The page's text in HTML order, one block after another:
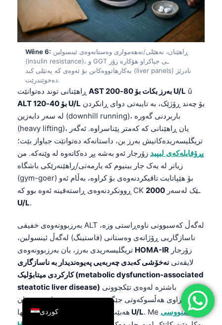
Wêne 6:
(insulin resistance)، و GGT ـی جیاکراو هۆکارە زۆر
بەکارهاتووەکانن بۆ ئەوەی کە پەنێلی کبد (liver panels) نادرێژ
دەخوێندرێت.
AST بەرز بکات بۆ 80-200 U/L û
ALT بۆ 40-120 U/L
لە سەر دابەزین (downhill running)، باربردنی گەورە
(heavy lifting)، یان ڕاهێنانی کە کەمتر پێناسراوە. ئەگەر
تریگلیسەریدەکانیش بەرز بن، داستانەکە دەتوانێت جیاواز بێت؛
پڕۆفایلەکەی لیپید زۆرجار ئەو بەشە پڕ دەکاتەوە لە وێنەکە. من
زیاتر لە یەک جار بینیوم کە یارمەتی/ڕاهێنەرێکی باشگاه
(gym-goer) بۆ هێپاتایت تاقیکردنەوەی بۆ کراوە، بەڵام ئەو
ڕوونکردنەوەی ڕاستەقینە ئەوە بوو کە CK ـێک لەسەر 2000
U/L.
بەرزبوونەوەی خفیفی ALT لەگەڵ کەسبوونی ناوەڕاستی وزە،
ناسازگاریی ڕۆژانەی وەستانی (فاستینگ) لەگەڵ ئینسولین،
HOMA-IR
لایقەتی نەخۆشی کەبدی چەربەیی پەیوەندیدار بە ناسازگاری
کارکردی میتابۆلیک (metabolic dysfunction-associated
steatotic liver disease)
نەزانراوی هەڵسوکەوتی جێگر. ئەم شێوەیە دەتوانێت هەمان
کات لەگەڵ تەنها ALT هەبێت 35-60 U/L. Me ڕەشنووسی
كوردی‎
English
Deutsch
العربية
עִבְרִית
Español
Português
Ελληνικά
Türkçe
Română
简体中文
فارسی
Български
Dansk
Nederlands
हिन्दी
Bahasa Indonesia